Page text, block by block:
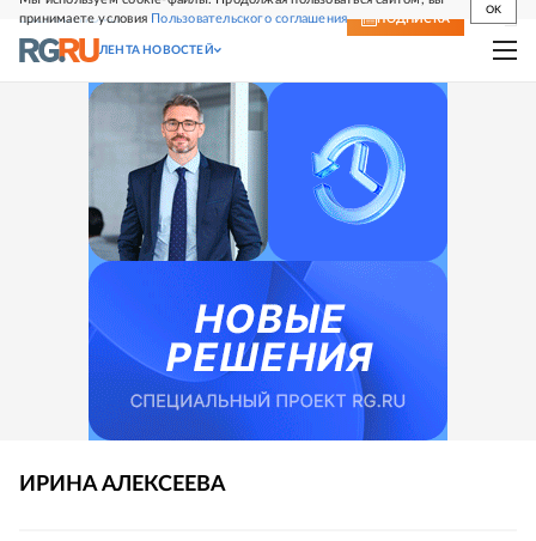
принимаете условия Пользовательского соглашения
OK
СВЕЖИЙ НОМЕР ПОДПИСКА
ЛЕНТА НОВОСТЕЙ
ИРИНА АЛЕКСЕЕВА